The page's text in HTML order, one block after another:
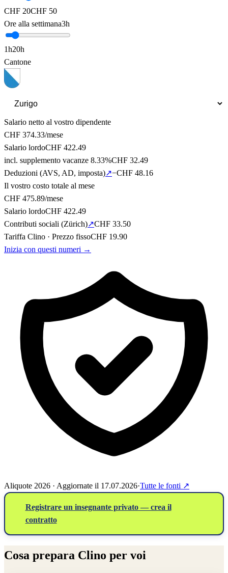
CHF 20CHF 50
Ore alla settimana3h
1h20h
Cantone
Salario netto al vostro dipendente
CHF 374.33/mese
Salario lordoCHF 422.49
incl. supplemento vacanze 8.33%CHF 32.49
Deduzioni (AVS, AD, imposta)↗−CHF 48.16
Il vostro costo totale al mese
CHF 475.89/mese
Salario lordoCHF 422.49
Contributi sociali (Zürich)↗CHF 33.50
Tariffa Clino · Prezzo fissoCHF 19.90
Inizia con questi numeri →
Aliquote 2026 · Aggiornate il 17.07.2026·Tutte le fonti ↗
Registrare un insegnante privato — crea il
contratto
Cosa prepara Clino per voi